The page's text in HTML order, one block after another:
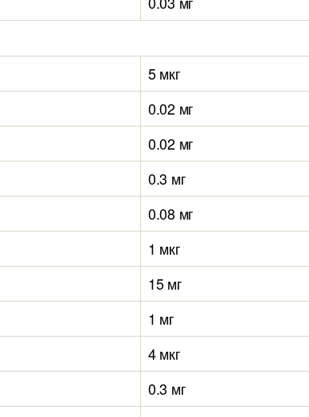
5 мкг
0.02 мг
0.02 мг
0.3 мг
0.08 мг
1 мкг
15 мг
1 мг
4 мкг
0.3 мг